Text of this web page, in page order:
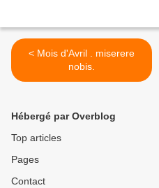
< Mois d'Avril . miserere
nobis.
Hébergé par Overblog
Top articles
Pages
Contact